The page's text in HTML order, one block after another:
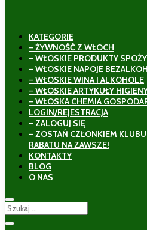
KATEGORIE
– ŻYWNOŚĆ Z WŁOCH
– WŁOSKIE PRODUKTY
– WŁOSKIE NAPOJE
– WŁOSKIE WINA I ALKOHOLE
– WŁOSKIE ARTYKUŁY
– WŁOSKA CHEMIA
LOGIN/REJESTRACJA
– ZALOGUJ SIĘ
– ZOSTAŃ CZŁONKIEM
RABATU NA ZAWSZE!
KONTAKTY
BLOG
O NAS